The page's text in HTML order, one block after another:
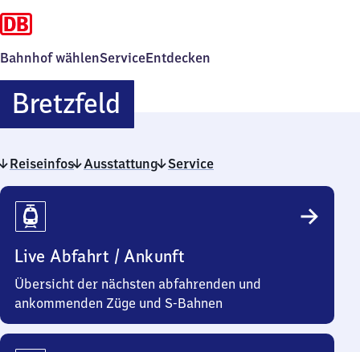
Bahnhof wählenServiceEntdecken
Bretzfeld
Reiseinfos Ausstattung Service
Reiseinfos
Live Abfahrt / Ankunft
Übersicht der nächsten abfahrenden und
ankommenden Züge und S-Bahnen